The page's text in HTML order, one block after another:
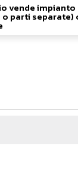
vende
parti separate)